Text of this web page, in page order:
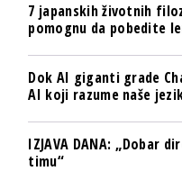
7 japanskih životnih
pomognu da pobedite
Dok AI giganti grade
AI koji razume naše
IZJAVA DANA: „Dobar
timu“